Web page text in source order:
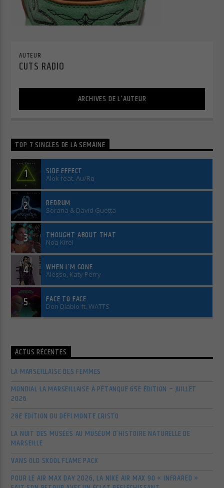
Cuts Pop Rock
Cuts Electro
Cuts Afro
AUTEUR
CUTS RADIO
ARCHIVES DE L'AUTEUR
TOP 7 SINGLES DE LA SEMAINE
1 SIDE EFFECT
Alok feat. Au/Ra
2 REDRUM
Sorana & David Guetta
3 THOUGHT ABOUT THAT
Noa Kirel
4 WHEN I'M GONE
Alesso, Katy Perry
5 FACE TO FACE
Don Diablo ft. WATTS
ACTUS RÉCENTES
LA MARSEILLAISE DES FEMMES
MONDIAL LA MARSEILLAISE À PÉTANQUE 65E ÉDITION – JUILLET
2026
28E ÉDITION DU DÉFI MONTE CRISTO
LA NUIT DES MUSÉES AU MUSÉUM D’HISTOIRE NATURELLE DE
MARSEILLE
VANS OLD SKOOL FLAME PACK
POUR LE AIR MAX DAY 2026, LA NIKE AIR MAX 90 « INFRARED »